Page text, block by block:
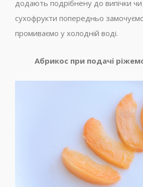
додають подрібнену до випічки
сухофрукти попередньо
промиваємо у холодній воді.
Абрикос при подачі